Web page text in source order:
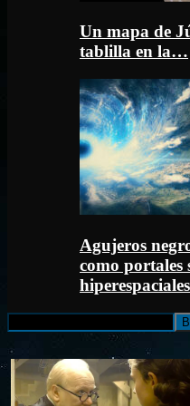
Un mapa de
tablilla en la…
Agujeros
como portales
hiperespaciales